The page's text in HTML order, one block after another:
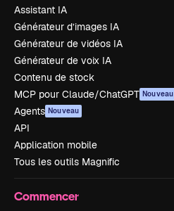
Assistant IA
Générateur d’images IA
Générateur de vidéos IA
Générateur de voix IA
Contenu de stock
MCP pour Claude/ChatGPT Nouveau
Agents Nouveau
API
Application mobile
Tous les outils Magnific
Commencer